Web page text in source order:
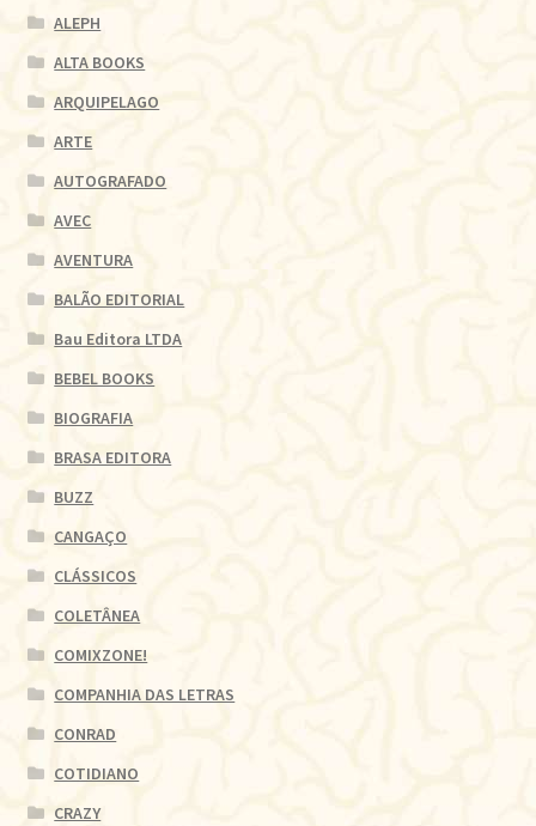
ALEPH
ALTA BOOKS
ARQUIPELAGO
ARTE
AUTOGRAFADO
AVEC
AVENTURA
BALÃO EDITORIAL
Bau Editora LTDA
BEBEL BOOKS
BIOGRAFIA
BRASA EDITORA
BUZZ
CANGAÇO
CLÁSSICOS
COLETÂNEA
COMIXZONE!
COMPANHIA DAS LETRAS
CONRAD
COTIDIANO
CRAZY